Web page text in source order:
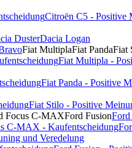
Citroën C5 - Positive
DusterDacia Logan
Fiat MultiplaFiat PandaFiat
Fiat Multipla -
Fiat Panda - Positive
Fiat Stilo - Positive
Focus C-MAXFord Fusion
C-MAX - Kaufentscheidung
und Veredelung